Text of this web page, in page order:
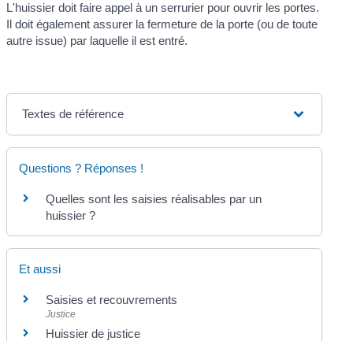
L'huissier doit faire appel à un serrurier pour ouvrir les portes.
Il doit également assurer la fermeture de la porte (ou de toute
autre issue) par laquelle il est entré.
Textes de référence
Questions ? Réponses !
Quelles sont les saisies réalisables par un
huissier ?
Et aussi
Saisies et recouvrements
Justice
Huissier de justice